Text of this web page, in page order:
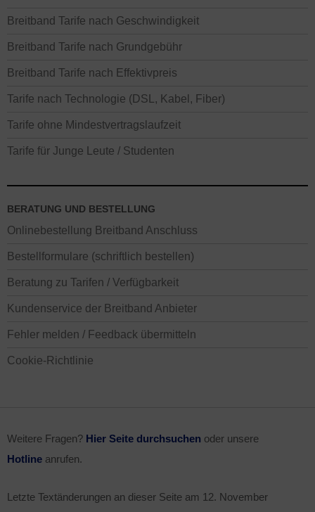
Breitband Tarife nach Geschwindigkeit
Breitband Tarife nach Grundgebühr
Breitband Tarife nach Effektivpreis
Tarife nach Technologie (DSL, Kabel, Fiber)
Tarife ohne Mindestvertragslaufzeit
Tarife für Junge Leute / Studenten
BERATUNG UND BESTELLUNG
Onlinebestellung Breitband Anschluss
Bestellformulare (schriftlich bestellen)
Beratung zu Tarifen / Verfügbarkeit
Kundenservice der Breitband Anbieter
Fehler melden / Feedback übermitteln
Cookie-Richtlinie
Weitere Fragen? Hier Seite durchsuchen oder unsere
Hotline anrufen.
Letzte Textänderungen an dieser Seite am 12. November